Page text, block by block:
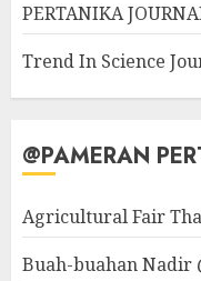
PERTANIKA
Trend In Science
@PAMERAN
Agricultural Fair
Buah-buahan Nadir